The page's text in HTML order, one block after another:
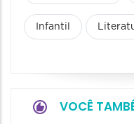
Infantil
VOCÊ